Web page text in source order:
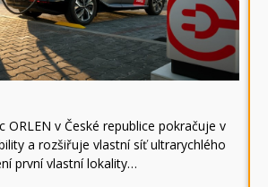
ORLEN v České republice pokračuje v
a rozšiřuje vlastní síť ultrarychlého
první vlastní lokality…